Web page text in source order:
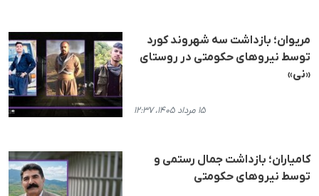
مریوان؛ بازداشت سه شهروند کورد
توسط نیروهای حکومتی در روستای
«نی»
۱۵ مرداد ۱۴۰۵، ۱۲:۳۷
کامیاران؛ بازداشت جمال رستمی و
توسط نیروهای حکومتی